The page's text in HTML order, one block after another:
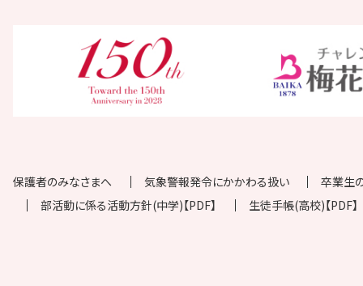
保護者のみなさまへ 気象警報発令にかかわる扱い
卒業生
部活動に係る活動方針(中学)【PDF】
生徒手帳(高校)【PDF】